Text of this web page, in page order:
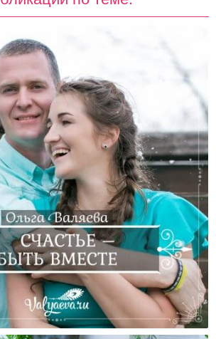
– Быть Вместе